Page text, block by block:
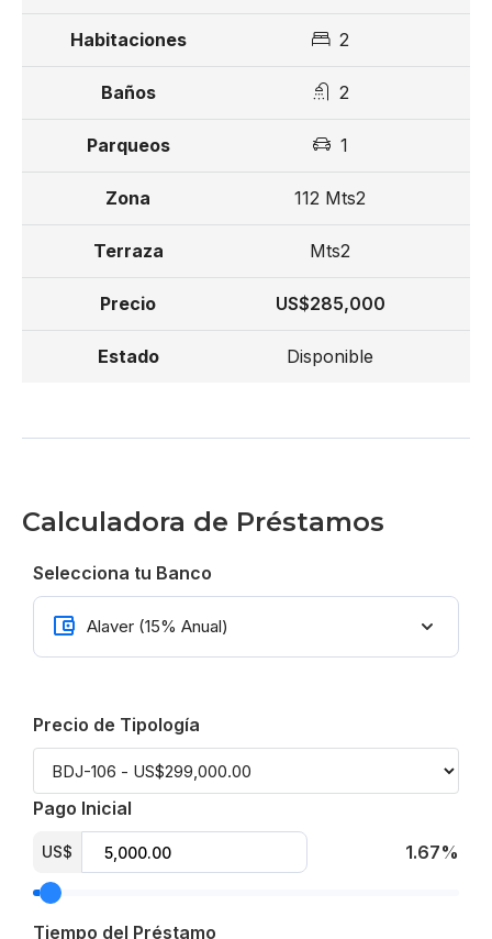
2
2
1
112 Mts2
Mts2
US$285,000
Disponible
Calculadora de Préstamos
Selecciona tu Banco
Precio de Tipología
Pago Inicial
US$ 1.67%
Tiempo del Préstamo